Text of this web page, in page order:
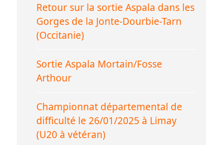
Retour sur la sortie Aspala dans les
Gorges de la Jonte-Dourbie-Tarn
(Occitanie)
Sortie Aspala Mortain/Fosse
Arthour
Championnat départemental de
difficulté le 26/01/2025 à Limay
(U20 à vétéran)